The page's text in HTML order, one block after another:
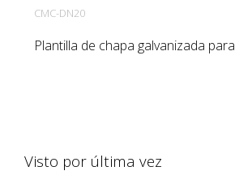
CMC-DN20
Plantilla de chapa galvanizada para
Visto por última vez